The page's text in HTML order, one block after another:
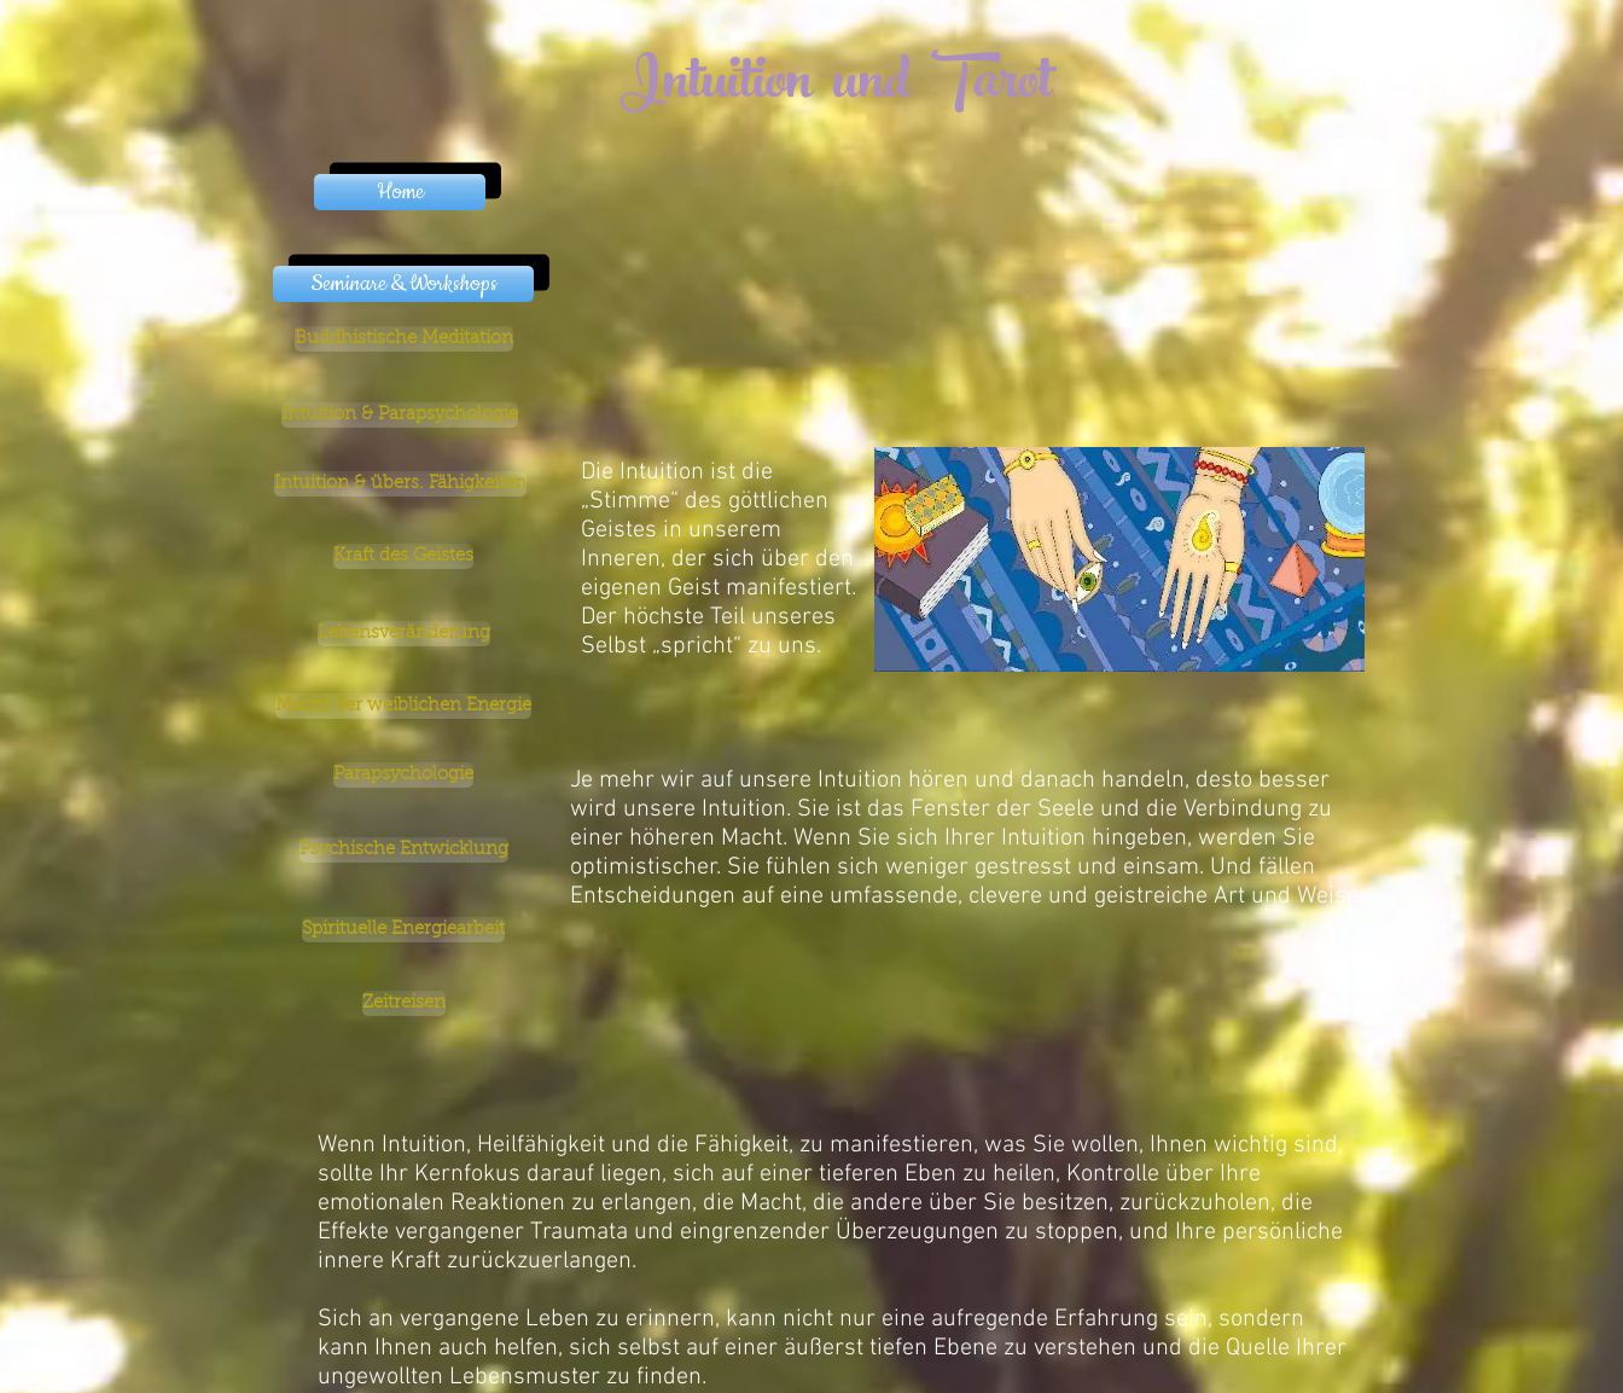
Intuition und Tarot
Home
Seminare & Workshops
Buddhistische Meditation
Intuition & Parapsychologie
Intuition & übers. Fähigkeiten
Kraft des Geistes
Lebensveränderung
Die Intuition ist die
„Stimme“ des göttlichen
Geistes in unserem
Inneren, der sich über den
eigenen Geist manifestiert.
Der höchste Teil unseres
Selbst „spricht“ zu uns.
Macht der weiblichen Energie
Parapsychologie
Psychische Entwicklung
Je mehr wir auf unsere Intuition hören und danach handeln, desto besser
wird unsere Intuition. Sie ist das Fenster der Seele und die Verbindung zu
einer höheren Macht. Wenn Sie sich Ihrer Intuition hingeben, werden Sie
optimistischer. Sie fühlen sich weniger gestresst und einsam. Und fällen
Entscheidungen auf eine umfassende, clevere und geistreiche Art und Weise.
Spirituelle Energiearbeit
Zeitreisen
Wenn Intuition, Heilfähigkeit und die Fähigkeit, zu manifestieren, was Sie wollen, Ihnen wichtig sind,
sollte Ihr Kernfokus darauf liegen, sich auf einer tieferen Eben zu heilen, Kontrolle über Ihre
emotionalen Reaktionen zu erlangen, die Macht, die andere über Sie besitzen, zurückzuholen, die
Effekte vergangener Traumata und eingrenzender Überzeugungen zu stoppen, und Ihre persönliche
innere Kraft zurückzuerlangen.
Sich an vergangene Leben zu erinnern, kann nicht nur eine aufregende Erfahrung sein, sondern
kann Ihnen auch helfen, sich selbst auf einer äußerst tiefen Ebene zu verstehen und die Quelle Ihrer
ungewollten Lebensmuster zu finden.